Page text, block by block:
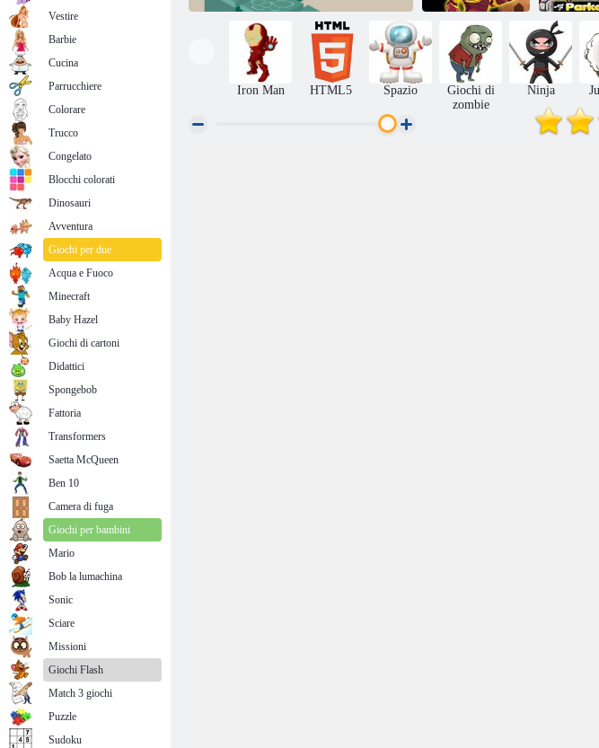
Uomo di ferro
Il
Iron-
Iron Man HTML5 Spazio
Giochi di
zombie
Ninja
Vestire
Barbie
Cucina
Parrucchiere
Colorare
Trucco
Congelato
Blocchi colorati
Dinosauri
Avventura
Giochi per due
Acqua e Fuoco
Minecraft
Baby Hazel
Giochi di cartoni
Didattici
Spongebob
Fattoria
Transformers
Saetta McQueen
Ben 10
Camera di fuga
Giochi per bambini
Mario
Bob la lumachina
Sonic
Sciare
Missioni
Giochi Flash
Match 3 giochi
Puzzle
Sudoku